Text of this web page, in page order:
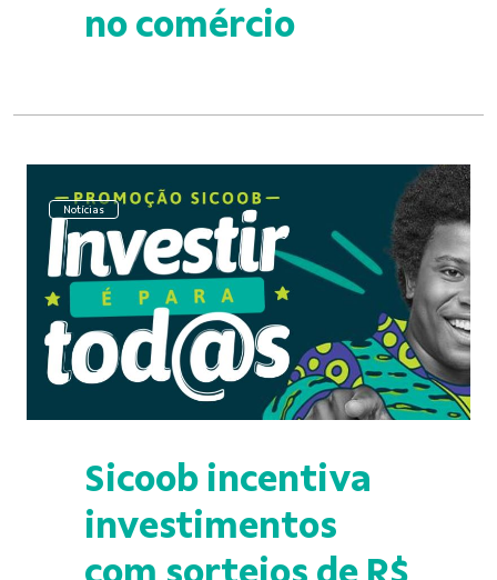
no comércio
Notícias
Sicoob incentiva
investimentos
com sorteios de R$